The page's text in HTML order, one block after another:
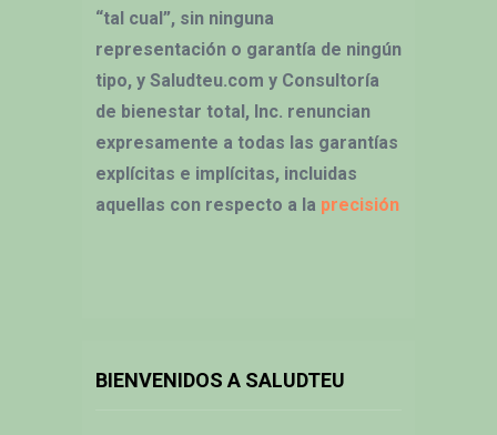
“tal cual”, sin ninguna
representación o garantía de ningún
tipo, y Saludteu.com y Consultoría
de bienestar total, Inc. renuncian
expresamente a todas las garantías
explícitas e implícitas, incluidas
aquellas con respecto a la precisión
BIENVENIDOS A SALUDTEU